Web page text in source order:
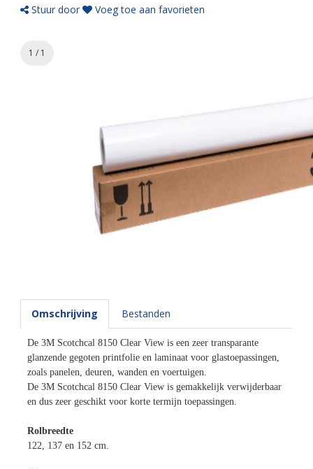
Stuur door Voeg toe aan favorieten
1 / 1
Omschrijving Bestanden
De 3M Scotchcal 8150 Clear View is een zeer transparante
glanzende gegoten printfolie en laminaat voor glastoepassingen,
zoals panelen, deuren, wanden en voertuigen.
De 3M Scotchcal 8150 Clear View is gemakkelijk verwijderbaar
en dus zeer geschikt voor korte termijn toepassingen.
Rolbreedte
122, 137 en 152 cm.